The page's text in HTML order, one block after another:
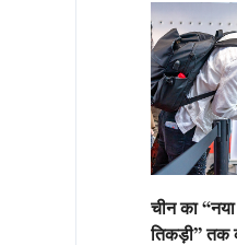
चीन का
तिकड़ी” तक